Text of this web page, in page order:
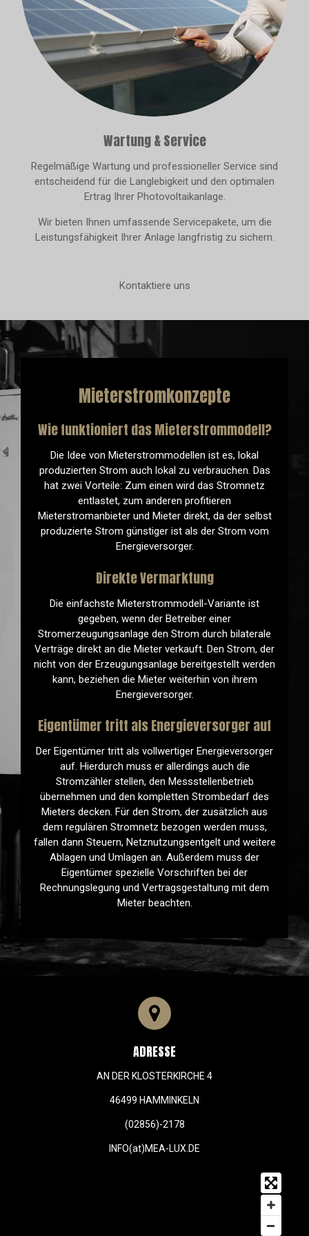
Wartung & Service
Regelmäßige Wartung und professioneller Service sind
entscheidend für die Langlebigkeit und den optimalen
Ertrag Ihrer Photovoltaikanlage.
Wir bieten Ihnen umfassende Servicepakete, um die
Leistungsfähigkeit Ihrer Anlage langfristig zu sichern.
Kontaktiere uns
Mieterstromkonzepte
Wie funktioniert das Mieterstrommodell?
Die Idee von Mieterstrommodellen ist es, lokal
produzierten Strom auch lokal zu verbrauchen. Das
hat zwei Vorteile: Zum einen wird das Stromnetz
entlastet, zum anderen profitieren
Mieterstromanbieter und Mieter direkt, da der selbst
produzierte Strom günstiger ist als der Strom vom
Energieversorger.
Direkte Vermarktung
Die einfachste Mieterstrommodell-Variante ist
gegeben, wenn der Betreiber einer
Stromerzeugungsanlage den Strom durch bilaterale
Verträge direkt an die Mieter verkauft. Den Strom, der
nicht von der Erzeugungsanlage bereitgestellt werden
kann, beziehen die Mieter weiterhin von ihrem
Energieversorger.
Eigentümer tritt als Energieversorger auf
Der Eigentümer tritt als vollwertiger Energieversorger
auf. Hierdurch muss er allerdings auch die
Stromzähler stellen, den Messstellenbetrieb
übernehmen und den kompletten Strombedarf des
Mieters decken. Für den Strom, der zusätzlich aus
dem regulären Stromnetz bezogen werden muss,
fallen dann Steuern, Netznutzungsentgelt und weitere
Ablagen und Umlagen an. Außerdem muss der
Eigentümer spezielle Vorschriften bei der
Rechnungslegung und Vertragsgestaltung mit dem
Mieter beachten.
ADRESSE
AN DER KLOSTERKIRCHE 4
46499 HAMMINKELN
(02856)-2178
INFO(at)MEA-LUX.DE